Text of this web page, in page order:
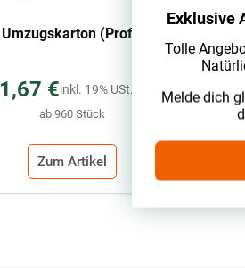
Umzugskarton (Profi)
1,67 €
ab 960 Stück
inkl. 19% USt.
Zum Artikel
ab
Exklusive
Tolle
Melde dich